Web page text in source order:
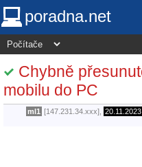
poradna.net
Chybně
mobilu do PC
ml1 [147.231.34.xxx], 20.11.2023